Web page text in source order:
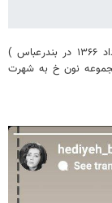
،هدیه بازوند (زاده ۲۷ مرداد ۱۳۶۶ در بندرعباس )
نون خ به شهرت